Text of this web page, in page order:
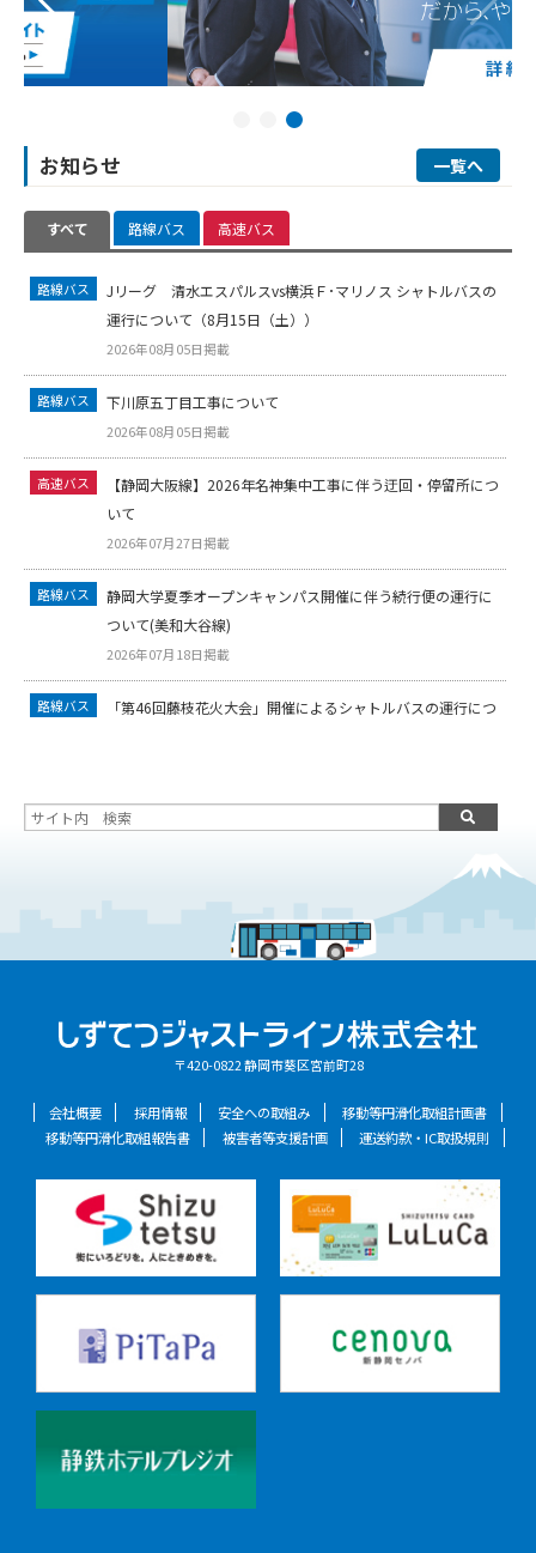
お知らせ 一覧へ
すべて 路線バス 高速バス
路線バス
Jリーグ 清水エスパルスvs横浜Ｆ･マリノス シャトルバスの
運行について（8月15日（土））
2026年08月05日掲載
路線バス 下川原五丁目工事について
2026年08月05日掲載
高速バス
【静岡大阪線】2026年名神集中工事に伴う迂回・停留所につ
いて
2026年07月27日掲載
路線バス
静岡大学夏季オープンキャンパス開催に伴う続行便の運行に
ついて(美和大谷線)
2026年07月18日掲載
路線バス
「第46回藤枝花火大会」開催によるシャトルバスの運行につ
路線バス
「第46回藤枝花火大会」開催に伴う路線バスの運行について
2026年度 お盆期間中の窓口営業時間変更について
2026年07月17日掲載
2026年07月17日掲載
2026年07月16日掲載
路線バス
2026年8月3日（月）「藤岡バス停」（藤枝駅向き）の移設
について
2026年07月15日掲載
〒420-0822 静岡市葵区宮前町28
会社概要 採用情報 安全への取組み
移動等円滑化取組計画書
移動等円滑化取組報告書
被害者等支援計画 運送約款・IC取扱規則